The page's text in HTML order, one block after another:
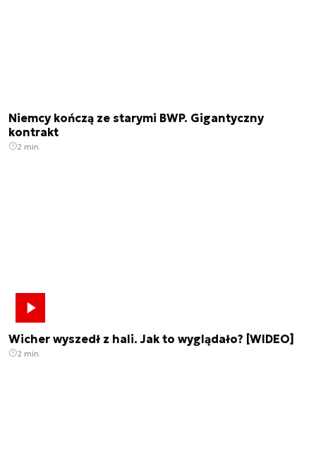
Niemcy kończą ze starymi BWP. Gigantyczny
kontrakt
2 min.
Wicher wyszedł z hali. Jak to wyglądało? [WIDEO]
2 min.